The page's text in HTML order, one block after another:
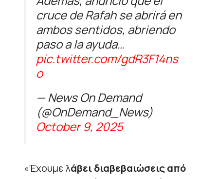
cruce de Rafah se abrirá en
ambos sentidos, abriendo
paso a la ayuda…
pic.twitter.com/gdR3F14ns
o
— News On Demand
(@OnDemand_News)
October 9, 2025
«Έχουμε λάβει διαβεβαιώσεις από